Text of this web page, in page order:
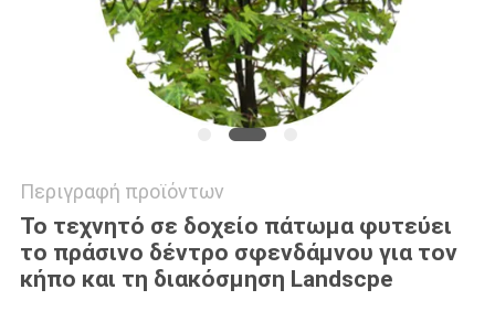
ΑΠΟΡΡΉΤΟΥ
Περιγραφή προϊόντων
Το τεχνητό σε δοχείο πάτωμα φυτεύει
το πράσινο δέντρο σφενδάμνου για τον
κήπο και τη διακόσμηση Landscpe